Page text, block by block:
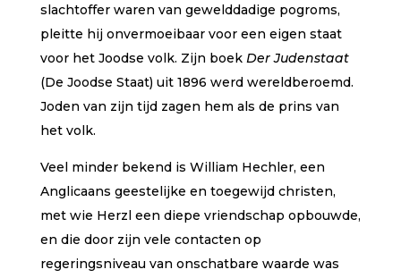
slachtoffer waren van gewelddadige pogroms,
pleitte hij onvermoeibaar voor een eigen staat
voor het Joodse volk. Zijn boek Der Judenstaat
(De Joodse Staat) uit 1896 werd wereldberoemd.
Joden van zijn tijd zagen hem als de prins van
het volk.
Veel minder bekend is William Hechler, een
Anglicaans geestelijke en toegewijd christen,
met wie Herzl een diepe vriendschap opbouwde,
en die door zijn vele contacten op
regeringsniveau van onschatbare waarde was